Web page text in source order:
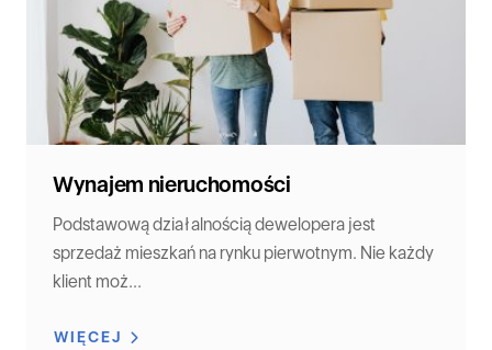
Wynajem nieruchomości
Podstawową działalnością dewelopera jest
sprzedaż mieszkań na rynku pierwotnym. Nie każdy
klient moż...
WIĘCEJ